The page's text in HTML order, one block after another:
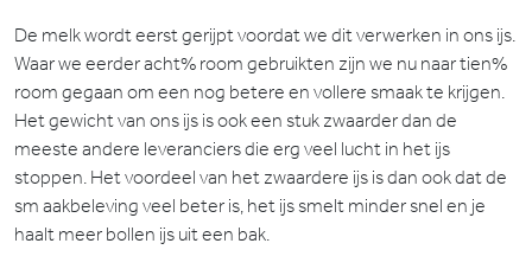
De melk wordt eerst gerijpt voordat we dit verwerken in ons ijs.
Waar we eerder acht% room gebruikten zijn we nu naar tien%
room gegaan om een nog betere en vollere smaak te krijgen.
Het gewicht van ons ijs is ook een stuk zwaarder dan de
meeste andere leveranciers die erg veel lucht in het ijs
stoppen. Het voordeel van het zwaardere ijs is dan ook dat de
sm aakbeleving veel beter is, het ijs smelt minder snel en je
haalt meer bollen ijs uit een bak.